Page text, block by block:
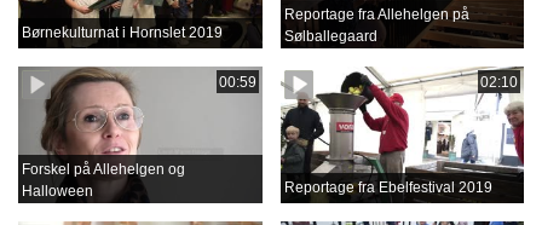
Børnekulturnat i Hornslet 2019
Reportage fra Allehelgen på
Sølballegaard
00:59
Forskel på Allehelgen og
Halloween
02:10
Reportage fra Ebelfestival 2019